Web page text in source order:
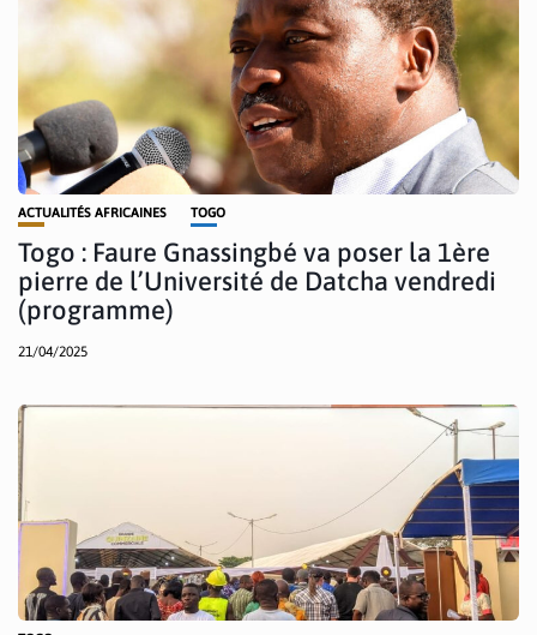
ACTUALITÉS AFRICAINES TOGO
Togo : Faure Gnassingbé va poser la 1ère
pierre de l’Université de Datcha vendredi
(programme)
21/04/2025